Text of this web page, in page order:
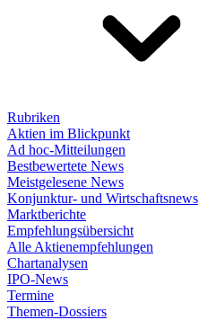
Rubriken
Aktien im Blickpunkt
Ad hoc-Mitteilungen
Bestbewertete News
Meistgelesene News
Konjunktur- und Wirtschaftsnews
Marktberichte
Empfehlungsübersicht
Alle Aktienempfehlungen
Chartanalysen
IPO-News
Termine
Themen-Dossiers